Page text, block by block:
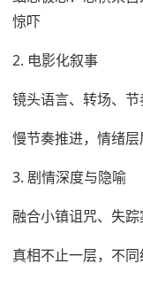
惊吓
2. 电影化叙事
镜头语言、转场、
慢节奏推进，情绪
3. 剧情深度与隐喻
融合小镇诅咒、失
真相不止一层，不